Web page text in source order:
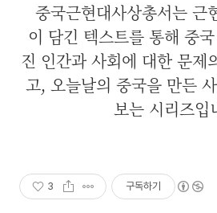
중국근현대사상총서는 근
이 담긴 텍스트를 통해 중
진 인간과 사회에 대한 문제
고, 오늘날의 중국을 만든
보는 시리즈입
3 구독하기